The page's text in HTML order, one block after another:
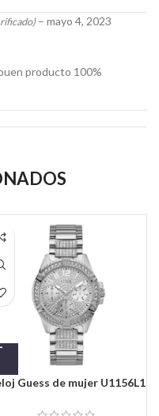
– mayo 4, 2023
producto 100%
Guess de mujer U1156L1